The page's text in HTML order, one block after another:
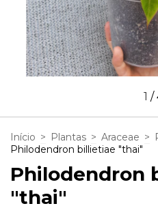
1 /
Início > Plantas > Araceae >
Philodendron billietiae "thai"
Philodendron
"thai"